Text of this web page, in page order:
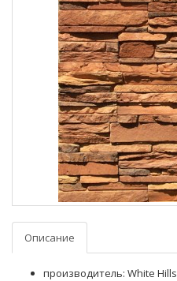
Описание
производитель: White Hills